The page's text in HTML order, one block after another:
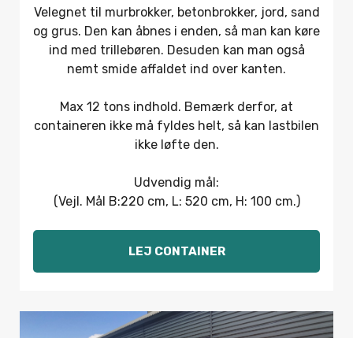
Velegnet til murbrokker, betonbrokker, jord, sand
og grus. Den kan åbnes i enden, så man kan køre
ind med trillebøren. Desuden kan man også
nemt smide affaldet ind over kanten.
Max 12 tons indhold. Bemærk derfor, at
containeren ikke må fyldes helt, så kan lastbilen
ikke løfte den.
Udvendig mål:
(Vejl. Mål B:220 cm, L: 520 cm, H: 100 cm.)
LEJ CONTAINER